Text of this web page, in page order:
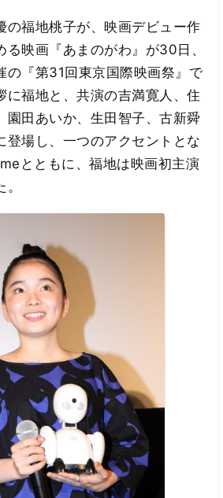
福地桃子が、映画デビュー作
る映画『あまのがわ』が30日、
の『第31回東京国際映画祭』で
に福地と、共演の吉満寛人、住
園田あいか、生田智子、古新舜
登場し、一つのアクセントとな
とともに、福地は映画初主演